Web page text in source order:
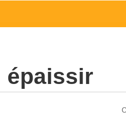
épaissir